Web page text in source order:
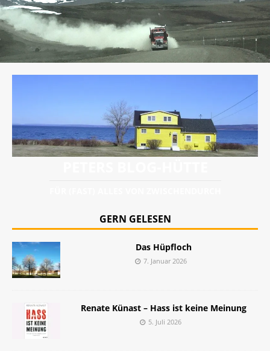
GERN GELESEN
Das Hüpfloch
7. Januar 2026
Renate Künast – Hass ist keine Meinung
5. Juli 2026